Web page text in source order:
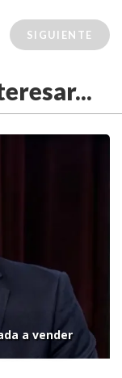
SIGUIENTE
a vender